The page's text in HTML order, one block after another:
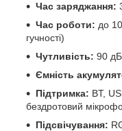
Час заряджання:
Час роботи: до
гучності)
Чутливість: 90 дБ
Ємність
Підтримка: BT,
бездротовий
Підсвічування: